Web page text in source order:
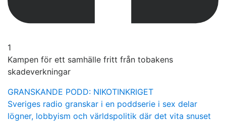
1
Kampen för ett samhälle fritt från tobakens
skadeverkningar
GRANSKANDE PODD: NIKOTINKRIGET
Sveriges radio granskar i en poddserie i sex delar
lögner, lobbyism och världspolitik där det vita snuset